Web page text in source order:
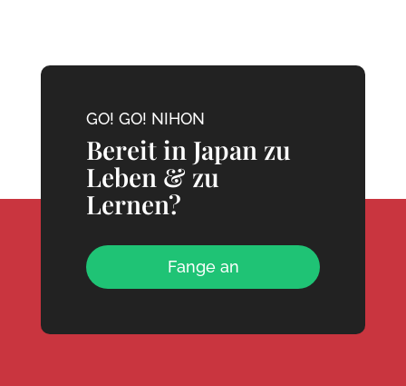
GO! GO! NIHON
Bereit in Japan zu
Leben & zu
Lernen?
Fange an